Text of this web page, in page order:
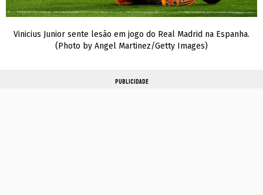
Vinicius Junior sente lesão em jogo do Real Madrid na Espanha.
(Photo by Angel Martinez/Getty Images)
PUBLICIDADE